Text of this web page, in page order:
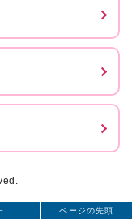
ページの先頭